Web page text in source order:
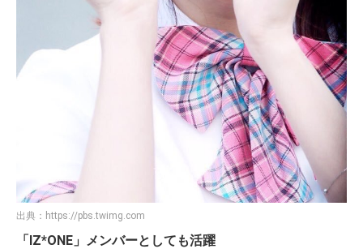
出典： https://pbs.twimg.com
「IZ*ONE」メンバーとしても活躍